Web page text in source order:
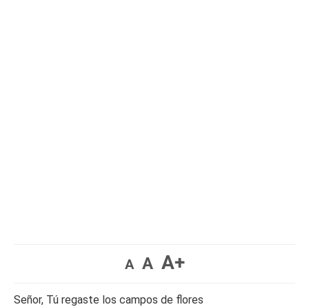
A A A+
Señor, Tú regaste los campos de flores